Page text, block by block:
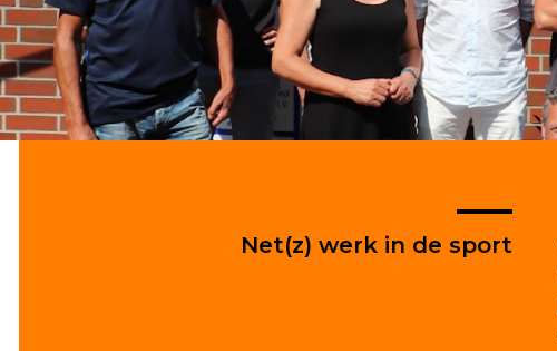
Net(z) werk in de sport